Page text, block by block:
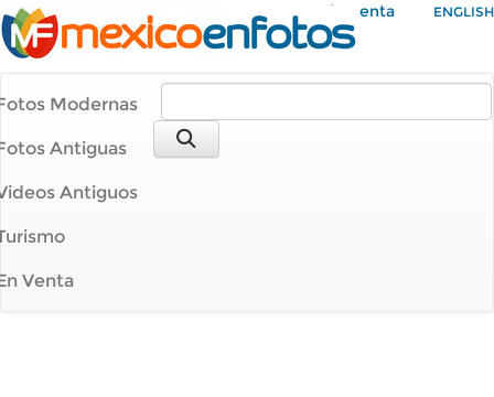
Mi Cuenta ENGLISH
Modernas
Antiguas
Antiguos
Venta